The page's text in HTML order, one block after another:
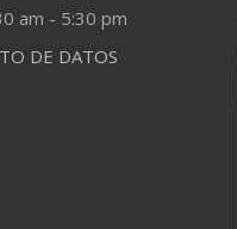
am - 5:30 pm
DE DATOS